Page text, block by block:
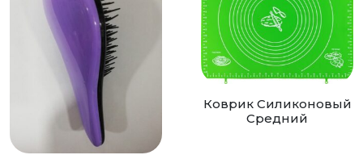
Коврик Силиконовый
Средний